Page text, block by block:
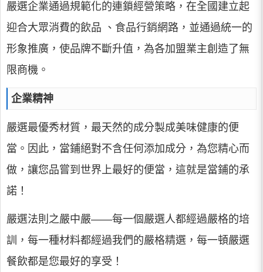
嚴選企業通過規範化的連鎖經營策略，在全國建立起
迎合大眾消費的飲品 、食品行銷網路，並通過統一的
形象推廣，使品牌不斷升值，為各加盟業主創造了無
限商機。
企業精神
嚴選最優秀材質，最天然的成分製成美味健康的便
當。因此，當鋪絕對不含任何添加成分，為您精心而
做，讓您品嘗到世界上最好的便當，這就是當鋪的承
諾！
嚴選法則之嚴中嚴——每一個嚴選人都經過嚴格的培
訓，每一種材料都經過我們的嚴格精選，每一頓嚴選
餐飲都是您最好的享受！